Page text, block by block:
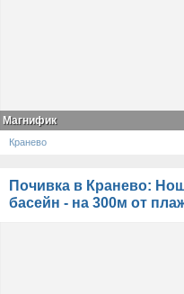
Магнифик
Кранево
Почивка в Кранево:
басейн - на 300м от